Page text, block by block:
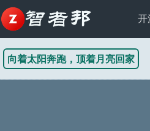
至
内
开
向着太阳奔跑，顶着月亮回家